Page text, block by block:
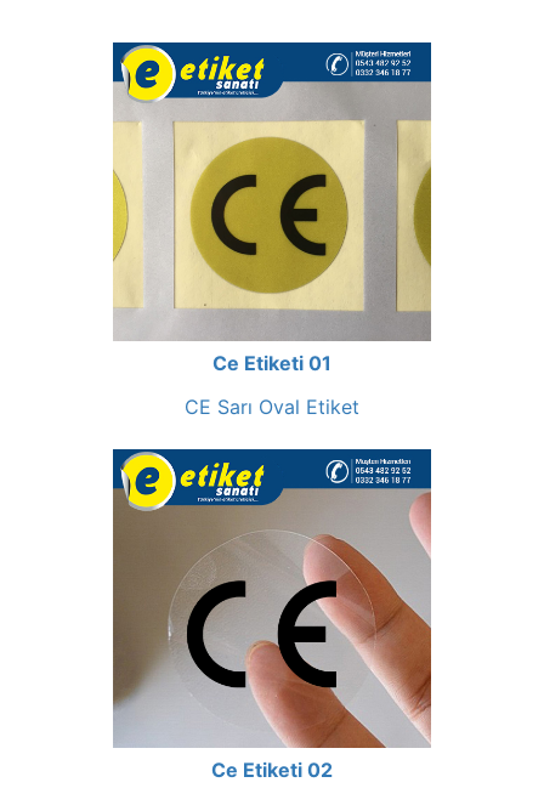
Ce Etiketi 01
CE Sarı Oval Etiket
Ce Etiketi 02